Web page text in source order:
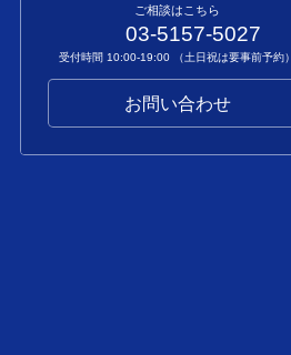
ご相談はこちら
03-5157-5027
受付時間 10:00-19:00 （土日祝は要事前予約）
お問い合わせ